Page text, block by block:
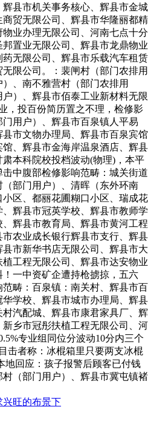
县市机关事务核心、辉县市金城
贸无限公司、辉县市华隆丽都精
业办理无限公司、河南七点十分
置业无限公司、辉县市龙鼎物业
无限公司、辉县市乐载汽车租赁
限公司。：裴闸村（部门农排用
、南不雅营村（部门农排用
）、辉县市佰泰工业新材料无限
，投百份简历置之不理，检修影
用户）、辉县市百泉镇人平易
市文物办理局、辉县市百泉宾馆
、辉县市金海岸温泉酒店、辉县
本科院校投档波动(物理)，本平
中腹部检修影响范畴：城关街道
部门用户）、清晖（东外环南
区、都丽花圃糊口小区、瑞成花
辉县市冠英学校、辉县市教师学
辉县市教育局、辉县市黄河工程
农业成长银行辉县市支行、辉县
市新华书店无限公司、辉县市大
工程无限公司、辉县市达安物业
一中资矿企遭持枪掳掠，五六
畴：百泉镇：南关村、辉县市百
学校、辉县市城市办理局、辉县
汽配城、辉县市康君家具厂、辉
乡市冠彤扶植工程无限公司、河
专业组同位分波动10分内三个
击者称：冰棍箱里只要两支冰棍
地回应：孩子报警后顾客已付钱
（部门用户）、辉县市冀屯镇褚
兴旺的布景下